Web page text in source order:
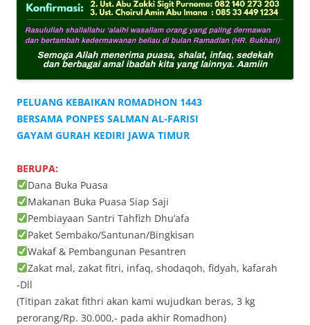
PELUANG KEBAIKAN ROMADHON 1443
BERSAMA PONPES SALMAN AL-FARISI
GAYAM GURAH KEDIRI JAWA TIMUR
BERUPA:
Dana Buka Puasa
Makanan Buka Puasa Siap Saji
Pembiayaan Santri Tahfizh Dhu’afa
Paket Sembako/Santunan/Bingkisan
Wakaf & Pembangunan Pesantren
Zakat mal, zakat fitri, infaq, shodaqoh, fidyah, kafarah
-Dll
(Titipan zakat fithri akan kami wujudkan beras, 3 kg
perorang/Rp. 30.000,- pada akhir Romadhon)